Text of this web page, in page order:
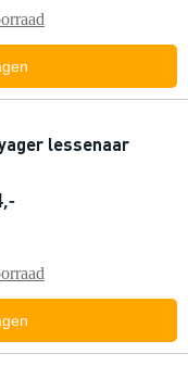
lessenaar